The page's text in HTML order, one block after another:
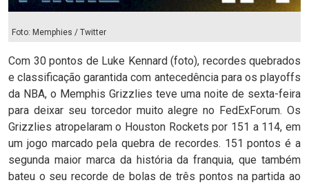
Foto: Memphies / Twitter
Com 30 pontos de Luke Kennard (foto), recordes quebrados
e classificação garantida com antecedência para os playoffs
da NBA, o Memphis Grizzlies teve uma noite de sexta-feira
para deixar seu torcedor muito alegre no FedExForum. Os
Grizzlies atropelaram o Houston Rockets por 151 a 114, em
um jogo marcado pela quebra de recordes. 151 pontos é a
segunda maior marca da história da franquia, que também
bateu o seu recorde de bolas de três pontos na partida ao